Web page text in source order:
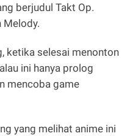
berjudul Takt Op.
Melody.
ketika selesai menonton
ini hanya prolog
mencoba game
yang melihat anime ini